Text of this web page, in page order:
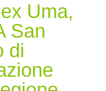
Uma,
San
di